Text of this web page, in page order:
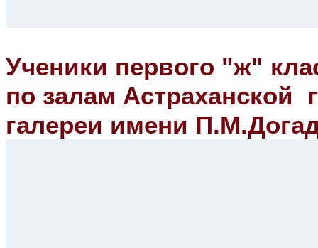
Ученики первого "ж"
по залам Астраханской
галереи имени